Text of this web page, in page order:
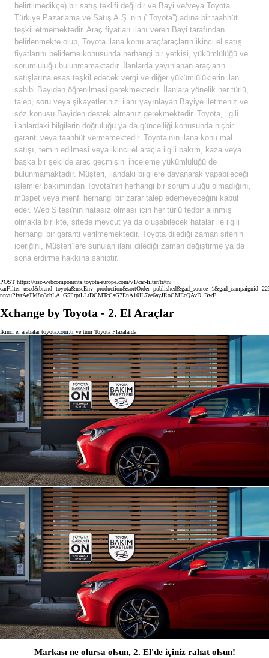
belirtilmedikçe) bir satış teklifi değildir ve Bayi ve/veya Toyota
Türkiye Pazarlama ve Satış A.Ş.’nin ("Toyota”) adına bir taahhüt
teşkil etmemektedir. Araç fiyatları ilanı veren Bayi tarafından
belirlenmekte olup, Toyota ilana konu araç/araçların ikinci el satış
fiyatlarını belirleme konusunda herhangi bir yetkisi, yükümlülüğü ve
sorumluluğu bulunmamaktadır. İlanlarda yayınlanan araçların
satışlarına esas teşkil edecek vergi ve diğer yükümlülüklerin ilan
sahibi Bayiden öğrenilmesi gerekmektedir. İlanlara yönelik her türlü,
talep, soru veya şikayetlerinizi ilanı yayınlayan Bayiye iletmeniz ve
söz konusu Bayiden destek almanız gerekmektedir. Toyota, ilgili
ilanlardaki bilgilerin doğruluğu ya da güncelliği konusunda hiçbir
garanti veya taahhüt vermemektedir. Toyota’nın ilana konu mal
satışı, temin edilmesi veya ikinci el araçla ilgili bakım, kaza veya
başka bir şekilde araç geçmişini inceleme yükümlülüğü de
bulunmamaktadır. Müşteri, ilandaki bilgilere dayanarak yapabileceği
işlemler bakımından Toyota'nın herhangi bir sorumluluğu olmadığını,
müspet veya menfi herhangi bir zarar talep edemeyeceğini kabul
eder. Web Sitesi'nin hatasız olması için her türlü tedbir alınmış
olmakla birlikte, sitede mevcut ya da oluşabilecek hatalar ile ilgili
herhangi bir garanti verilmemektedir. Toyota dilediği zaman sitenin
içeriğini, Müşteri’lere sunulan ilanı dilediği zaman değiştirme ya da
sona erdirme hakkına sahiptir.
POST https://usc-webcomponents.toyota-europe.com/v1/car-filter/tr/tr?
nnvuPiyrAeTM8o3chLA_G5PrptLLtDCMTcCsG7EnA10IL7ze6ayJRoCMEcQAvD_BwE
Xchange by Toyota - 2. El Araçlar
İkinci el arabalar toyota.com.tr ve tüm Toyota Plazalarda
Markası ne olursa olsun, 2. El'de içiniz rahat olsun!